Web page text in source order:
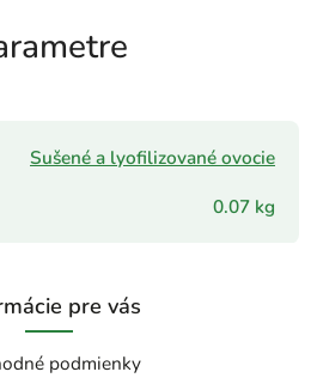
Sušené a lyofilizované ovocie
0.07 kg
pre vás
podmienky